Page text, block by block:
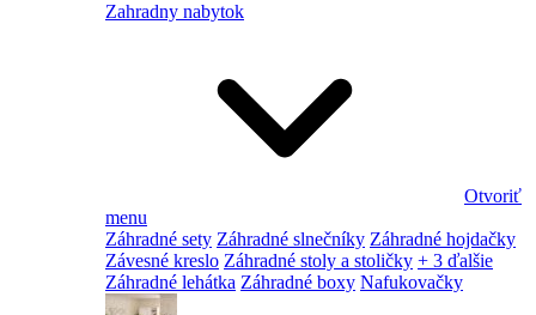
Zahradny nabytok
Otvoriť
menu
Záhradné sety Záhradné slnečníky Záhradné hojdačky
Závesné kreslo Záhradné stoly a stoličky + 3 ďalšie
Záhradné lehátka Záhradné boxy Nafukovačky